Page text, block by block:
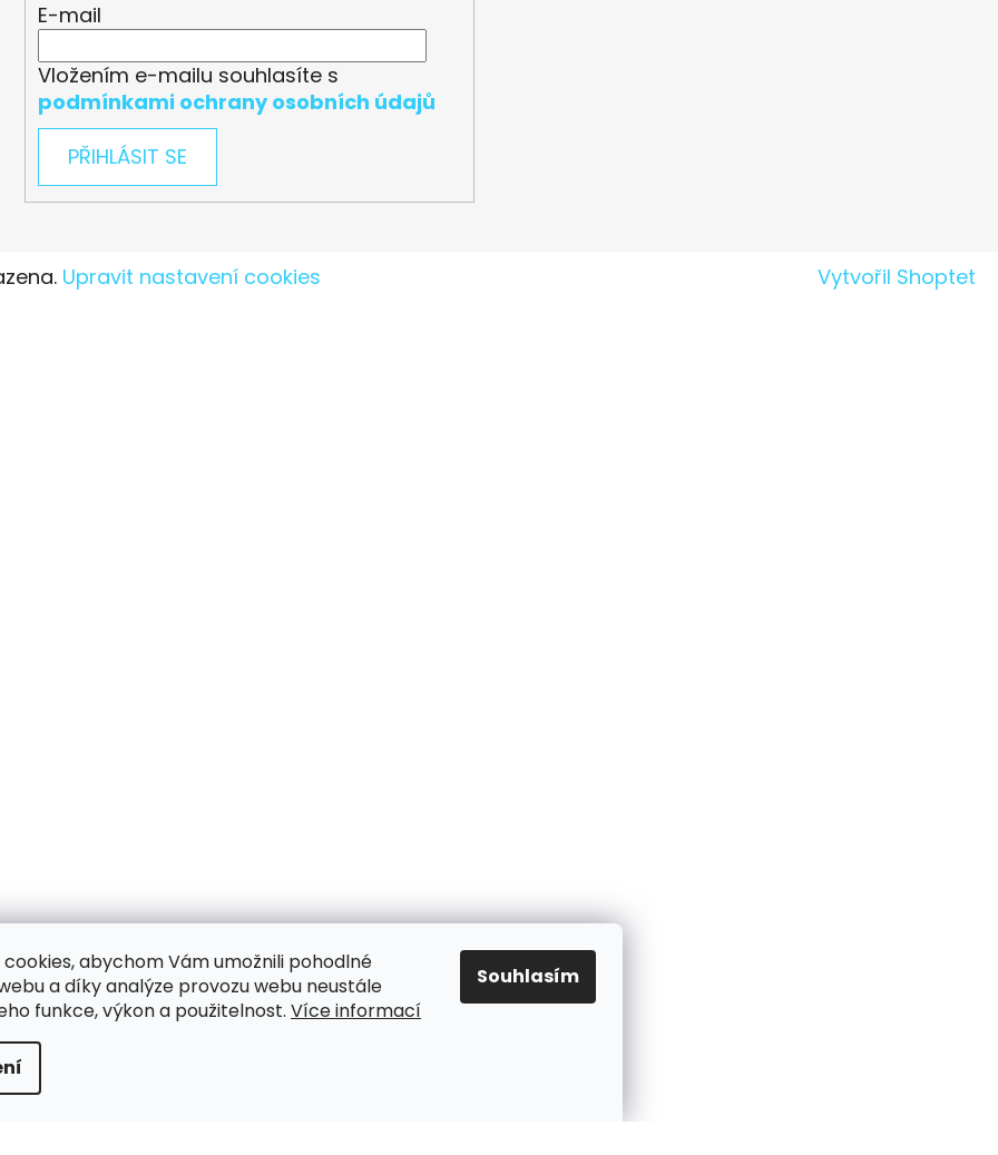
abychom Vám umožnili pohodlné
a díky analýze provozu webu neustále
funkce, výkon a použitelnost. Více informací
Souhlasím
E-mail
Vložením e-mailu souhlasíte s
podmínkami ochrany osobních údajů
PŘIHLÁSIT SE
Vytvořil Shoptet
Upravit nastavení cookies